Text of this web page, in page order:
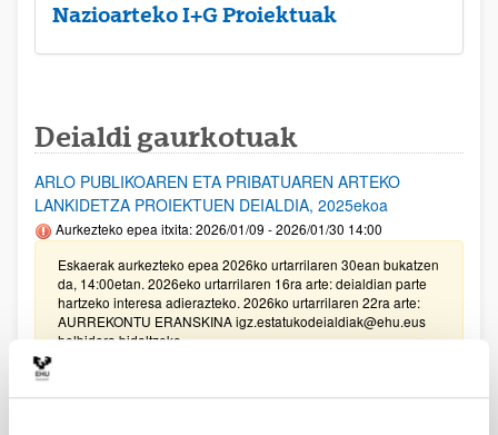
Nazioarteko I+G Proiektuak
Deialdi gaurkotuak
ARLO PUBLIKOAREN ETA PRIBATUAREN ARTEKO
LANKIDETZA PROIEKTUEN DEIALDIA, 2025ekoa
Aurkezteko epea itxita: 2026/01/09 - 2026/01/30 14:00
Eskaerak aurkezteko epea 2026ko urtarrilaren 30ean bukatzen
da, 14:00etan. 2026eko urtarrilaren 16ra arte: deialdian parte
hartzeko interesa adierazteko. 2026ko urtarrilaren 22ra arte:
AURREKONTU ERANSKINA igz.estatukodeialdiak@ehu.eus
helbidera bidaltzeko.
Unibertsitatea-Enpresa-Gizartea Proiektuak 2025